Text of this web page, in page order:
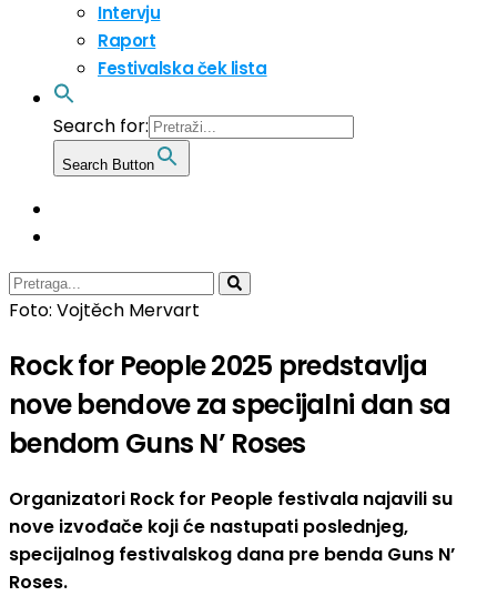
Intervju
Raport
Festivalska ček lista
Search for:
Search Button
Foto: Vojtěch Mervart
Rock for People 2025 predstavlja
nove bendove za specijalni dan sa
bendom Guns N’ Roses
Organizatori Rock for People festivala najavili su
nove izvođače koji će nastupati poslednjeg,
specijalnog festivalskog dana pre benda Guns N’
Roses.